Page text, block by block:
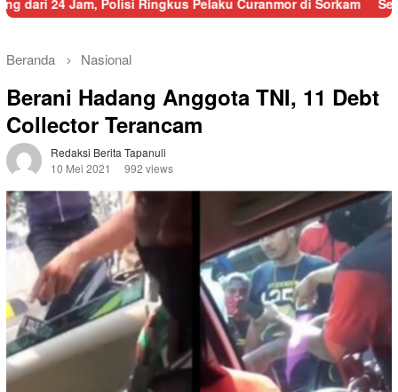
Polisi Ringkus Pelaku Curanmor di Sorkam Sempat Terputus
Beranda Nasional
Berani Hadang Anggota TNI, 11 Debt
Collector Terancam
Redaksi Berita Tapanuli
10 Mei 2021
992 views